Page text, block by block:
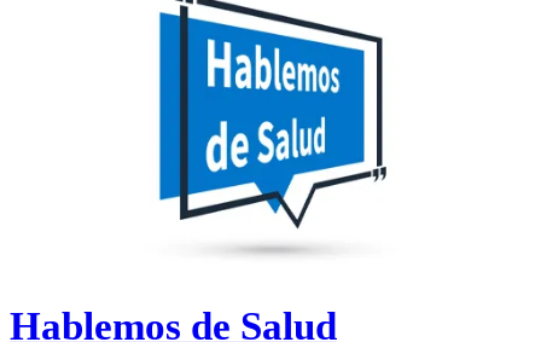
Hablemos de Salud